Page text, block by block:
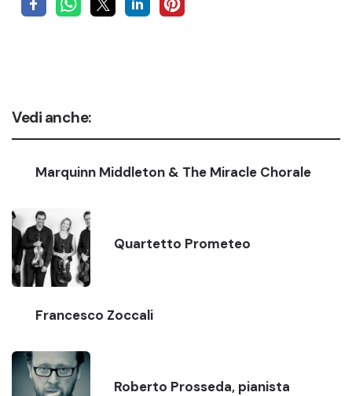
Vedi anche:
Marquinn Middleton & The Miracle Chorale
Quartetto Prometeo
Francesco Zoccali
Roberto Prosseda, pianista